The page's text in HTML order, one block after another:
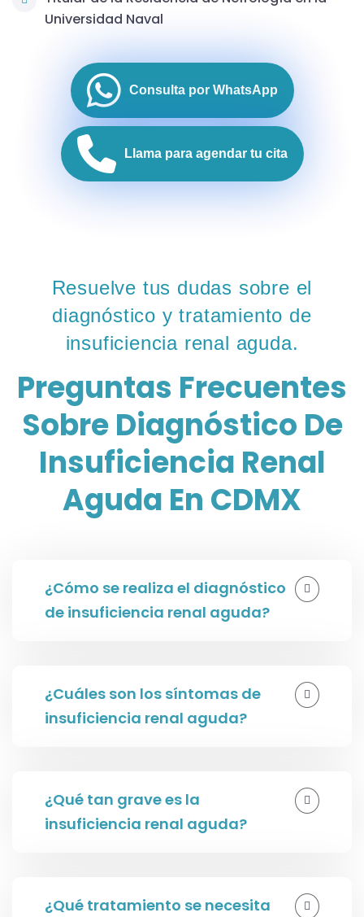
Universidad Naval
Consulta por WhatsApp
Llama para agendar tu cita
Resuelve tus dudas sobre el
diagnóstico y tratamiento de
insuficiencia renal aguda.
Preguntas Frecuentes
Sobre Diagnóstico De
Insuficiencia Renal
Aguda En CDMX
¿Cómo se realiza el diagnóstico
de insuficiencia renal aguda?
¿Cuáles son los síntomas de
insuficiencia renal aguda?
¿Qué tan grave es la
insuficiencia renal aguda?
¿Qué tratamiento se necesita